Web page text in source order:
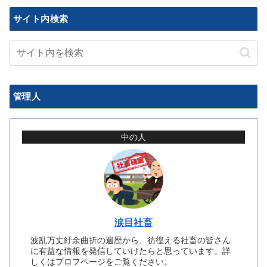
サイト内検索
管理人
中の人
涙目社畜
波乱万丈紆余曲折の遍歴から、彷徨える社畜の皆さん
に有益な情報を発信していけたらと思っています。詳
しくはプロフページをご覧ください。